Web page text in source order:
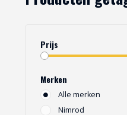
Prijs
Merken
Alle merken
Nimrod